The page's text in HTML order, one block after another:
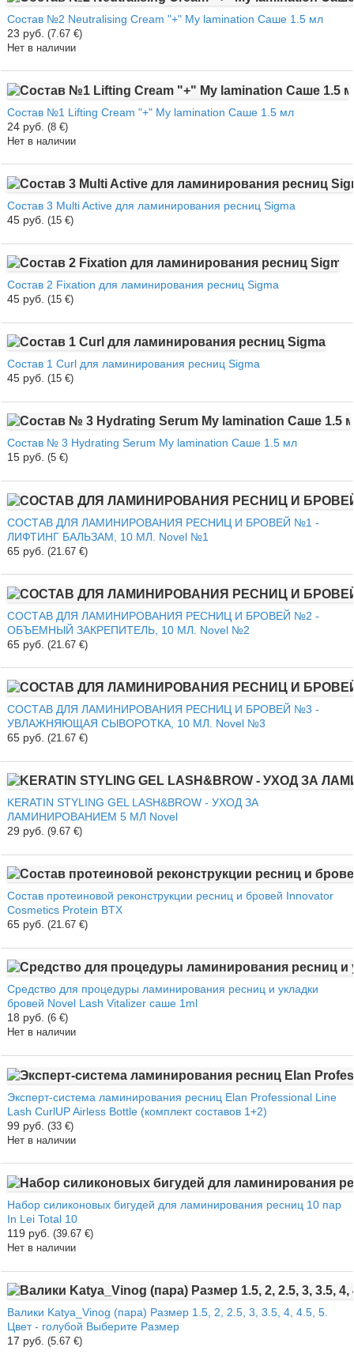
Состав №2 Neutralising Cream "+" My lamination Саше 1.5 мл
23 руб. (7.67 €)
Нет в наличии
Состав №1 Lifting Cream "+" My lamination Саше 1.5 мл
24 руб. (8 €)
Нет в наличии
Состав 3 Multi Active для ламинирования ресниц Sigma
45 руб. (15 €)
Состав 2 Fixation для ламинирования ресниц Sigma
45 руб. (15 €)
Состав 1 Curl для ламинирования ресниц Sigma
45 руб. (15 €)
Состав № 3 Hydrating Serum My lamination Саше 1.5 мл
15 руб. (5 €)
СОСТАВ ДЛЯ ЛАМИНИРОВАНИЯ РЕСНИЦ И БРОВЕЙ №1 -
ЛИФТИНГ БАЛЬЗАМ, 10 МЛ. Novel №1
65 руб. (21.67 €)
СОСТАВ ДЛЯ ЛАМИНИРОВАНИЯ РЕСНИЦ И БРОВЕЙ №2 -
ОБЪЕМНЫЙ ЗАКРЕПИТЕЛЬ, 10 МЛ. Novel №2
65 руб. (21.67 €)
СОСТАВ ДЛЯ ЛАМИНИРОВАНИЯ РЕСНИЦ И БРОВЕЙ №3 -
УВЛАЖНЯЮЩАЯ СЫВОРОТКА, 10 МЛ. Novel №3
65 руб. (21.67 €)
KERATIN STYLING GEL LASH&BROW - УХОД ЗА
ЛАМИНИРОВАНИЕМ 5 МЛ Novel
29 руб. (9.67 €)
Состав протеиновой реконструкции ресниц и бровей Innovator
Cosmetics Protein ВTX
65 руб. (21.67 €)
Средство для процедуры ламинирования ресниц и укладки
бровей Novel Lash Vitalizer саше 1ml
18 руб. (6 €)
Нет в наличии
Эксперт-система ламинирования ресниц Elan Professional Line
Lash CurlUP Airless Bottle (комплект составов 1+2)
99 руб. (33 €)
Нет в наличии
Набор силиконовых бигудей для ламинирования ресниц 10 пар
In Lei Total 10
119 руб. (39.67 €)
Нет в наличии
Валики Katya_Vinog (пара) Размер 1.5, 2, 2.5, 3, 3.5, 4, 4.5, 5.
Цвет - голубой Выберите Размер
17 руб. (5.67 €)